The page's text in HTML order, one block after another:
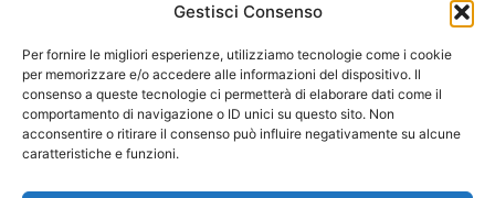
Gestisci Consenso
Per fornire le migliori esperienze, utilizziamo tecnologie come i cookie
per memorizzare e/o accedere alle informazioni del dispositivo. Il
consenso a queste tecnologie ci permetterà di elaborare dati come il
comportamento di navigazione o ID unici su questo sito. Non
acconsentire o ritirare il consenso può influire negativamente su alcune
caratteristiche e funzioni.
3
COOKIE POLICY (UE)